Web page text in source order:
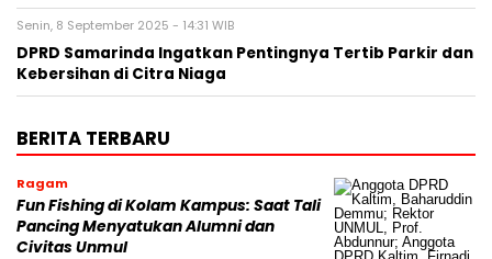
Senin, 8 September 2025 - 14:31 WIB
DPRD Samarinda Ingatkan Pentingnya Tertib Parkir dan
Kebersihan di Citra Niaga
BERITA TERBARU
Ragam
Fun Fishing di Kolam Kampus: Saat Tali
Pancing Menyatukan Alumni dan
Civitas Unmul